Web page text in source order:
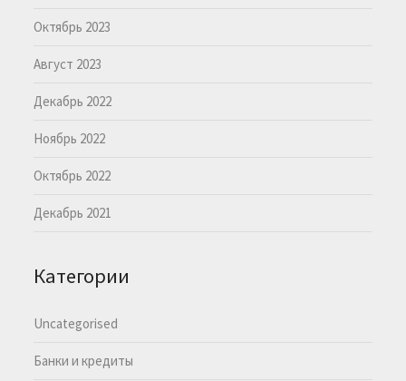
Октябрь 2023
Август 2023
Декабрь 2022
Ноябрь 2022
Октябрь 2022
Декабрь 2021
Категории
Uncategorised
Банки и кредиты